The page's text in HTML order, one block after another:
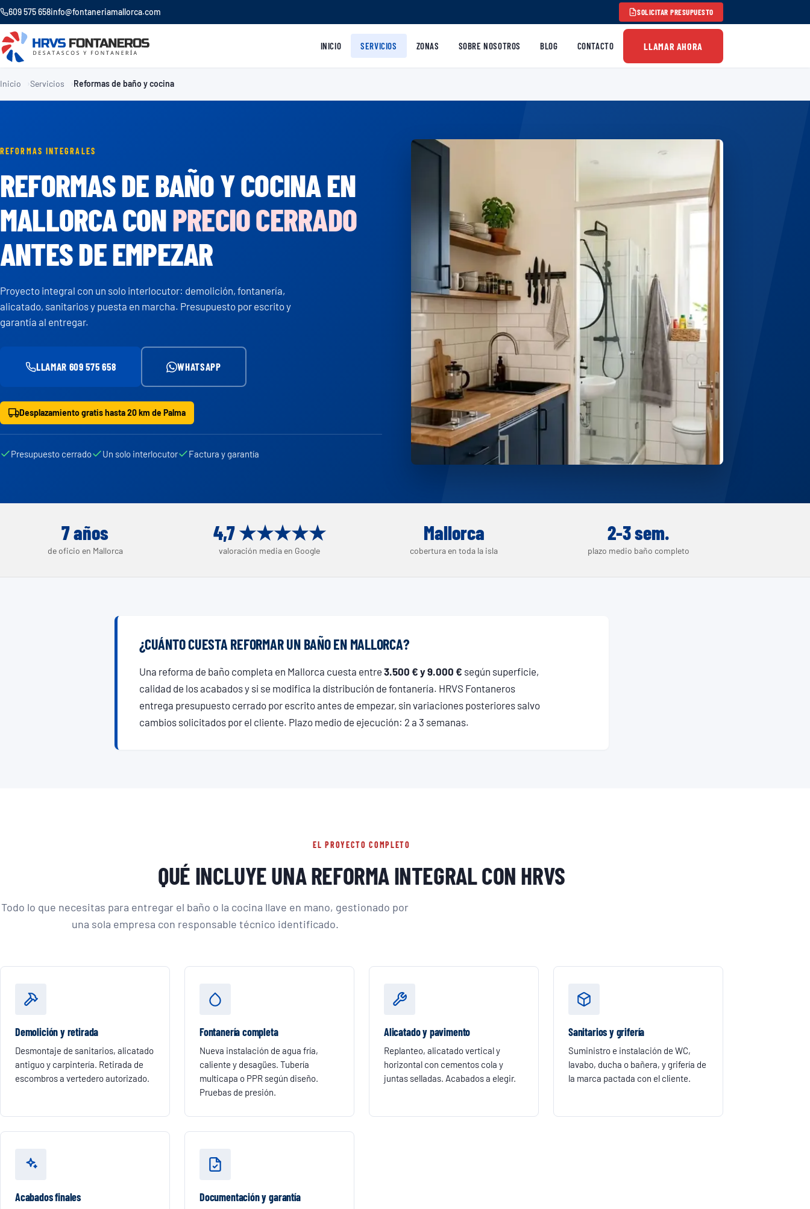
609 575 658info@fontaneriamallorca.com SOLICITAR PRESUPUESTO
INICIO SERVICIOS ZONAS SOBRE NOSOTROS BLOG CONTACTO LLAMAR AHORA
Inicio Servicios Reformas de baño y cocina
REFORMAS INTEGRALES
REFORMAS DE BAÑO Y COCINA EN
MALLORCA CONPRECIO CERRADO
ANTES DE EMPEZAR
Proyecto integral con un solo interlocutor: demolición, fontanería,
alicatado, sanitarios y puesta en marcha. Presupuesto por escrito y
garantía al entregar.
LLAMAR 609 575 658 WHATSAPP
Desplazamiento gratis hasta 20 km de Palma
Presupuesto cerrado Un solo interlocutor Factura y garantía
7 años
de oficio en Mallorca
4,7 ★★★★★
valoración media en Google
Mallorca
cobertura en toda la isla
2-3 sem.
plazo medio baño completo
¿CUÁNTO CUESTA REFORMAR UN BAÑO EN MALLORCA?
Una reforma de baño completa en Mallorca cuesta entre 3.500 € y 9.000 € según superficie,
calidad de los acabados y si se modifica la distribución de fontanería. HRVS Fontaneros
entrega presupuesto cerrado por escrito antes de empezar, sin variaciones posteriores salvo
cambios solicitados por el cliente. Plazo medio de ejecución: 2 a 3 semanas.
EL PROYECTO COMPLETO
QUÉ INCLUYE UNA REFORMA INTEGRAL CON HRVS
Todo lo que necesitas para entregar el baño o la cocina llave en mano, gestionado por
una sola empresa con responsable técnico identificado.
Demolición y retirada
Desmontaje de sanitarios, alicatado
antiguo y carpintería. Retirada de
escombros a vertedero autorizado.
Fontanería completa
Nueva instalación de agua fría,
caliente y desagües. Tubería
multicapa o PPR según diseño.
Pruebas de presión.
Alicatado y pavimento
Replanteo, alicatado vertical y
horizontal con cementos cola y
juntas selladas. Acabados a elegir.
Sanitarios y grifería
Suministro e instalación de WC,
lavabo, ducha o bañera, y grifería de
la marca pactada con el cliente.
Acabados finales Documentación y garantía